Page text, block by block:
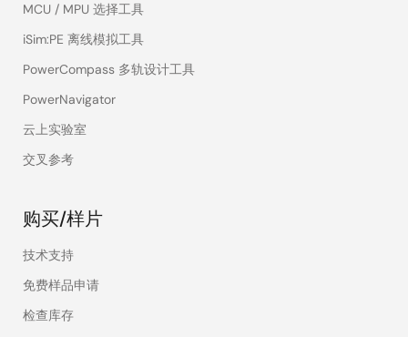
MCU / MPU 选择工具
iSim:PE 离线模拟工具
PowerCompass 多轨设计工具
PowerNavigator
云上实验室
交叉参考
购买/样片
技术支持
免费样品申请
检查库存